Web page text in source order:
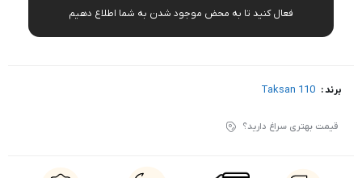
فعال کنید تا به محض موجود شدن به شما اطلاع دهیم
برند : Taksan 110
قیمت بهتری سراغ دارید؟